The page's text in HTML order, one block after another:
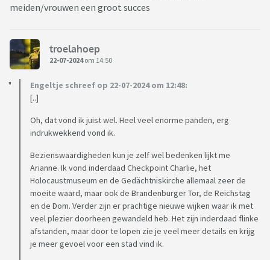
meiden/vrouwen een groot succes
troelahoep
22-07-2024om 14:50
Engeltje schreef op 22-07-2024 om 12:48:
[..]
Oh, dat vond ik juist wel. Heel veel enorme panden, erg
indrukwekkend vond ik.
Bezienswaardigheden kun je zelf wel bedenken lijkt me
Arianne. Ik vond inderdaad Checkpoint Charlie, het
Holocaustmuseum en de Gedächtniskirche allemaal zeer de
moeite waard, maar ook de Brandenburger Tor, de Reichstag
en de Dom. Verder zijn er prachtige nieuwe wijken waar ik met
veel plezier doorheen gewandeld heb. Het zijn inderdaad flinke
afstanden, maar door te lopen zie je veel meer details en krijg
je meer gevoel voor een stad vind ik.